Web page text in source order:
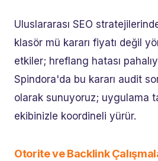
Uluslararası SEO
klasör mü kararı fiyatı değil
etkiler; hreflang hatası
Spindora'da bu kararı audit
olarak sunuyoruz; uygulama
ekibinizle koordineli yürür.
Otorite ve Backlink